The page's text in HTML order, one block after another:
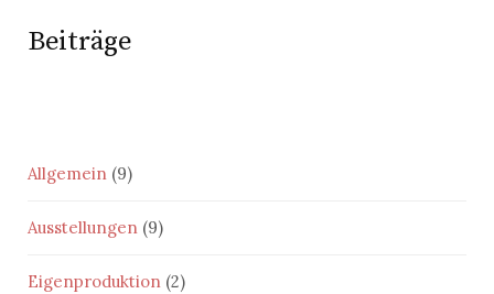
Beiträge
Allgemein (9)
Ausstellungen (9)
Eigenproduktion (2)